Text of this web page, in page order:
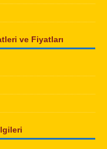
ve Fiyatları